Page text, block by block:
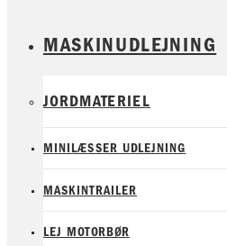
MASKINUDLEJNING
JORDMATERIEL
MINILÆSSER UDLEJNING
MASKINTRAILER
LEJ MOTORBØR